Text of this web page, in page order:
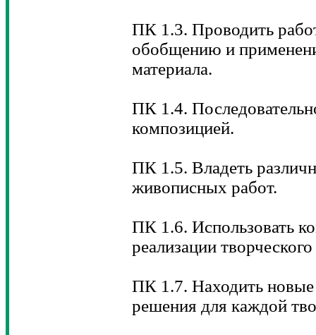
ПК 1.3. Проводить
обобщению и
материала.
ПК 1.4.
композицией.
ПК 1.5. Владеть
живописных работ.
ПК 1.6. Использовать
реализации
ПК 1.7. Находить новые
решения для каждой